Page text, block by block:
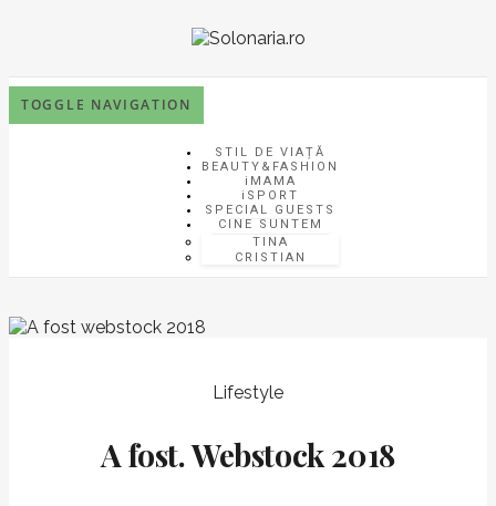
TOGGLE NAVIGATION
STIL DE VIAȚĂ
BEAUTY&FASHION
iMAMA
iSPORT
SPECIAL GUESTS
CINE SUNTEM
TINA
CRISTIAN
Lifestyle
A fost. Webstock 2018